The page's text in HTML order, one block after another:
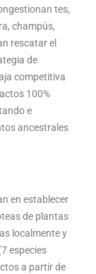
tes,
champús,
rescatar el
de
competitiva
100%
e
ancestrales
en establecer
de plantas
localmente y
especies
a partir de